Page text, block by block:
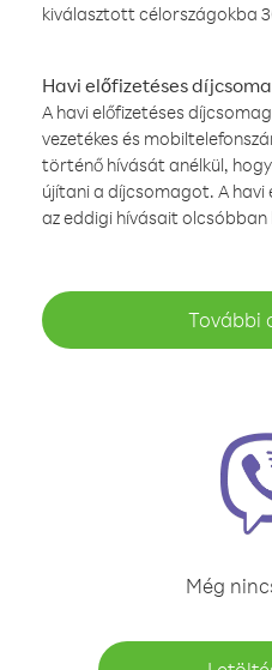
kiválasztott célországokba
Havi előfizetéses
A havi előfizetéses
vezetékes és
történő hívását anélkül,
újítani a díjcsomagot. A havi
az eddigi hívásait
További
Még